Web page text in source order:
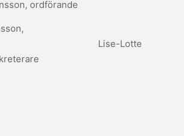
ordförande
Lise-Lotte